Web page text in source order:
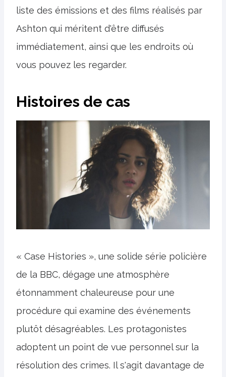
liste des émissions et des films réalisés par
Ashton qui méritent d'être diffusés
immédiatement, ainsi que les endroits où
vous pouvez les regarder.
Histoires de cas
« Case Histories », une solide série policière
de la BBC, dégage une atmosphère
étonnamment chaleureuse pour une
procédure qui examine des événements
plutôt désagréables. Les protagonistes
adoptent un point de vue personnel sur la
résolution des crimes. Il s'agit davantage de